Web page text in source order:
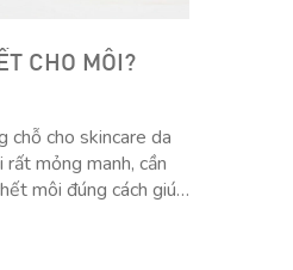
CHO MÔI?
cho skincare da
mỏng manh, cần
môi đúng cách giúp